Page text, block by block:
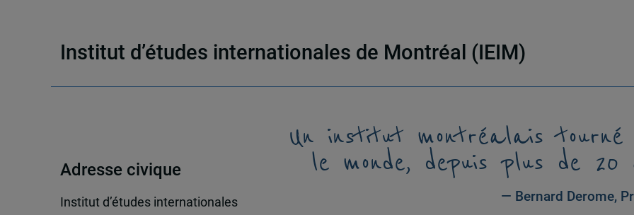
Institut d’études internationales de Montréal (IEIM)
Adresse civique
Institut d’études internationales
Un institut montréalais tourné
le monde, depuis plus de 20
— Bernard Derome,